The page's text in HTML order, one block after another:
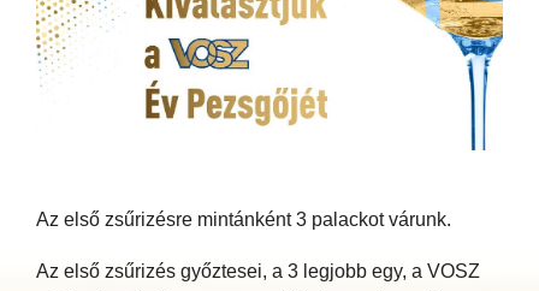
Az első zsűrizésre mintánként 3 palackot várunk.
Az első zsűrizés győztesei, a 3 legjobb egy, a VOSZ